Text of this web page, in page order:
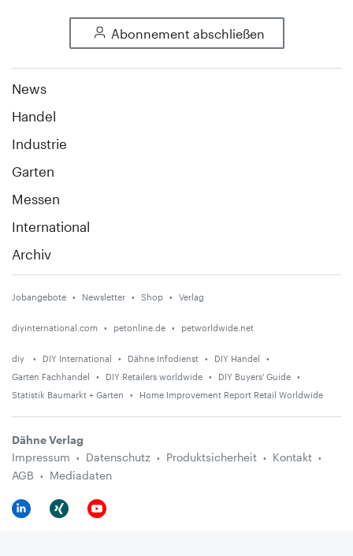
Abonnement abschließen
News
Handel
Industrie
Garten
Messen
International
Archiv
Jobangebote Newsletter Shop Verlag
diyinternational.com petonline.de petworldwide.net
diy DIY International Dähne Infodienst
DIY Handel
Garten Fachhandel
DIY Retailers worldwide
DIY Buyers' Guide
Statistik Baumarkt + Garten
Home Improvement Report Retail Worldwide
Dähne Verlag
Impressum
Datenschutz Produktsicherheit
Kontakt
AGB
Mediadaten